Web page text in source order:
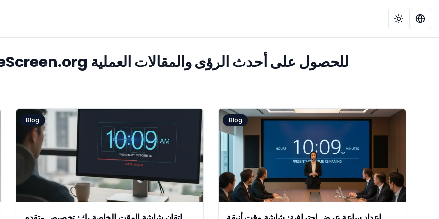
استكشف مدونة TimeScreen.org للحصول على أحدث الرؤى والمقالات العملية
Blog Blog